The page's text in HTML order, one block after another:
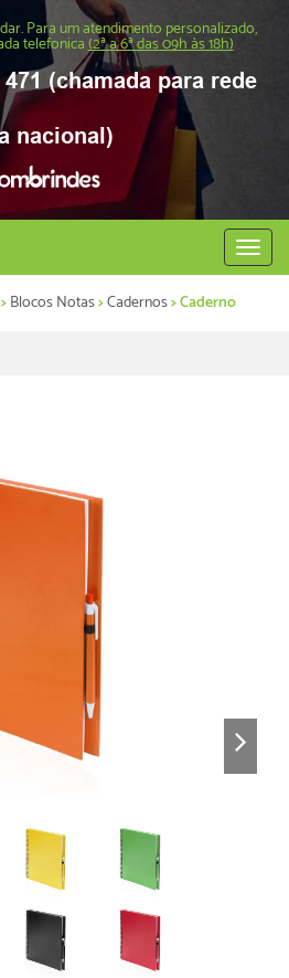
Para um atendimento personalizado,
telefonica(2ª a 6ª das 09h às 18h)
(chamada para rede
nacional)
Abrir
menu
>Blocos Notas>Cadernos> Caderno